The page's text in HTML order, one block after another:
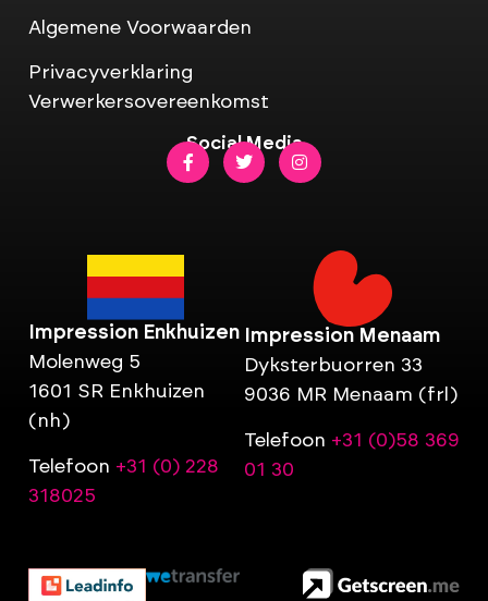
Algemene Voorwaarden
Privacyverklaring
Verwerkersovereenkomst
Social Media
Impression Enkhuizen
Molenweg 5
1601 SR Enkhuizen
(nh)
Telefoon +31 (0) 228
318025
Impression Menaam
Dyksterbuorren 33
9036 MR Menaam (frl)
Telefoon +31 (0)58 369
01 30